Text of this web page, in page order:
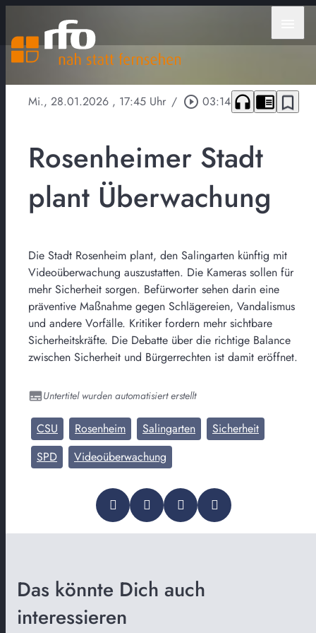
Mi., 28.01.2026 , 17:45 Uhr / play_circle_outline 03:14 headphones chrome_reader_mode bookmark_border
Rosenheimer Stadt
plant Überwachung
Die Stadt Rosenheim plant, den Salingarten künftig mit
Videoüberwachung auszustatten. Die Kameras sollen für
mehr Sicherheit sorgen. Befürworter sehen darin eine
präventive Maßnahme gegen Schlägereien, Vandalismus
und andere Vorfälle. Kritiker fordern mehr sichtbare
Sicherheitskräfte. Die Debatte über die richtige Balance
zwischen Sicherheit und Bürgerrechten ist damit eröffnet.
Untertitel wurden automatisiert erstellt
CSU Rosenheim Salingarten
Sicherheit
SPD
Videoüberwachung
Das könnte Dich auch
interessieren